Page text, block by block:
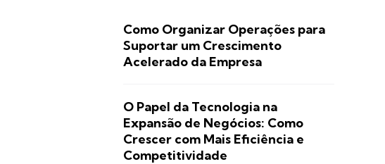
Como Organizar Operações para
Suportar um Crescimento
Acelerado da Empresa
O Papel da Tecnologia na
Expansão de Negócios: Como
Crescer com Mais Eficiência e
Competitividade